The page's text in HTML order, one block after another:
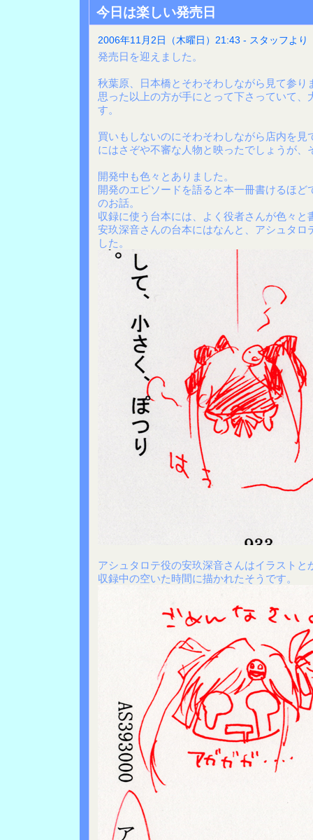
今日は楽しい発売日
2006年11月2日（木曜日）21:43 - スタッフより
発売日を迎えました。
秋葉原、日本橋とそわそわしながら見て参り
思った以上の方が手にとって下さっていて、
す。
買いもしないのにそわそわしながら店内を見
にはさぞや不審な人物と映ったでしょうが、
開発中も色々とありました。
開発のエピソードを語ると本一冊書けるほど
のお話。
収録に使う台本には、よく役者さんが色々と
安玖深音さんの台本にはなんと、アシュタロ
した。
アシュタロテ役の安玖深音さんはイラストと
収録中の空いた時間に描かれたそうです。